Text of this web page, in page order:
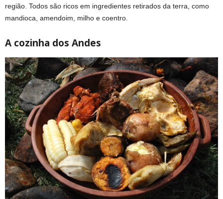
região. Todos são ricos em ingredientes retirados da terra, como
mandioca, amendoim, milho e coentro.
A cozinha dos Andes